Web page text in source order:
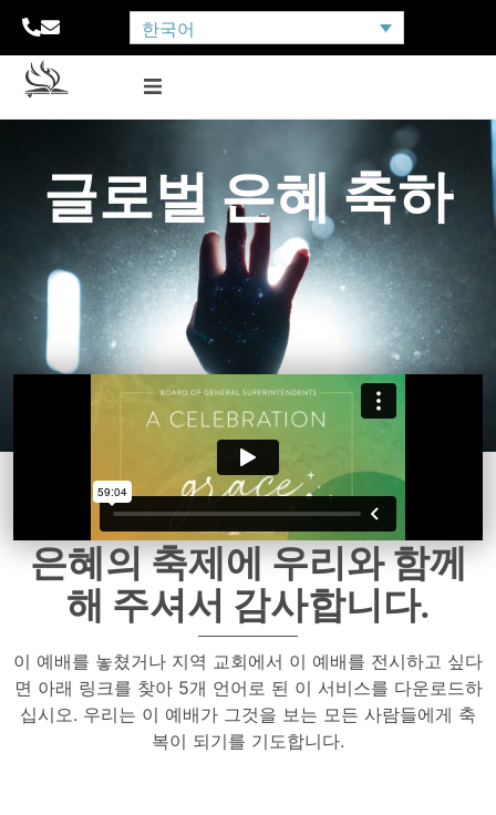
한국어
글로벌 은혜 축하
은혜의 축제에 우리와 함께
해 주셔서 감사합니다.
이 예배를 놓쳤거나 지역 교회에서 이 예배를 전시하고 싶다
면 아래 링크를 찾아 5개 언어로 된 이 서비스를 다운로드하
십시오. 우리는 이 예배가 그것을 보는 모든 사람들에게 축
복이 되기를 기도합니다.